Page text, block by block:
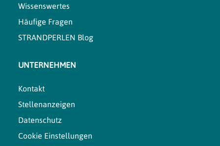
Wissenswertes
Häufige Fragen
STRANDPERLEN Blog
UNTERNEHMEN
Kontakt
Stellenanzeigen
Datenschutz
Cookie Einstellungen